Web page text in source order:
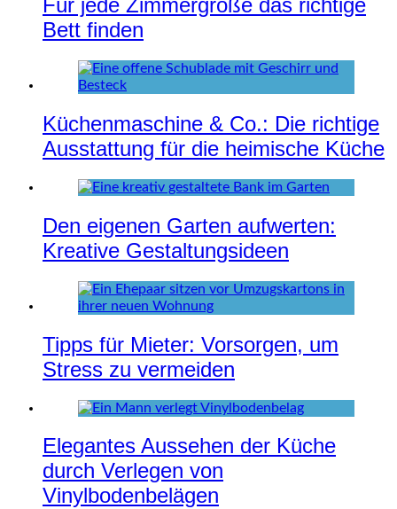
Für jede Zimmergröße das richtige
Bett finden
Küchenmaschine & Co.: Die richtige
Ausstattung für die heimische Küche
Den eigenen Garten aufwerten:
Kreative Gestaltungsideen
Tipps für Mieter: Vorsorgen, um
Stress zu vermeiden
Elegantes Aussehen der Küche
durch Verlegen von
Vinylbodenbelägen